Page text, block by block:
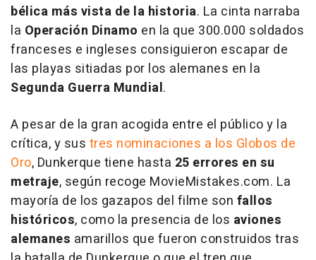
bélica más vista de la historia. La cinta narraba
la Operación Dinamo en la que 300.000 soldados
franceses e ingleses consiguieron escapar de
las playas sitiadas por los alemanes en la
Segunda Guerra Mundial.
A pesar de la gran acogida entre el público y la
crítica, y sus tres nominaciones a los Globos de
Oro, Dunkerque tiene hasta 25 errores en su
metraje, según recoge MovieMistakes.com. La
mayoría de los gazapos del filme son fallos
históricos, como la presencia de los aviones
alemanes amarillos que fueron construidos tras